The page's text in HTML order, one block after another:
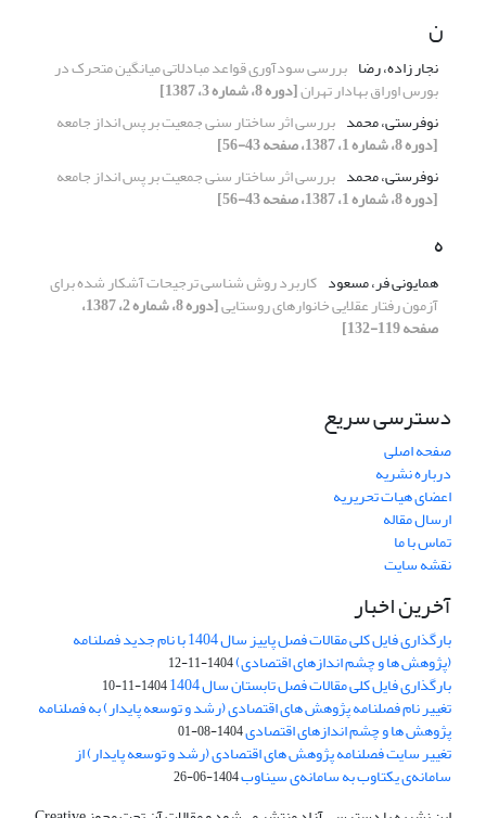
ن
نجار زاده، رضا بررسی سودآوری قواعد مبادلاتی میانگین متحرک در
بورس اوراق بهادار تهران[دوره 8، شماره 3، 1387]
نوفرستی، محمد بررسی اثر ساختار سنی جمعیت بر پس انداز جامعه
[دوره 8، شماره 1، 1387، صفحه 43-56]
نوفرستی، محمد بررسی اثر ساختار سنی جمعیت بر پس انداز جامعه
[دوره 8، شماره 1، 1387، صفحه 43-56]
ه
همایونی فر، مسعود کاربرد روش شناسی ترجیحات آشکار شده برای
آزمون رفتار عقلایی خانوارهای روستایی [دوره 8، شماره 2، 1387،
صفحه 119-132]
دسترسی سریع
صفحه اصلی
درباره نشریه
اعضای هیات تحریریه
ارسال مقاله
تماس با ما
نقشه سایت
آخرین اخبار
بارگذاری فایل کلی مقالات فصل پاییز سال 1404 با نام جدید فصلنامه
(پژوهش ها و چشم اندازهای اقتصادی)1404-11-12
بارگذاری فایل کلی مقالات فصل تابستان سال 1404 1404-11-10
تغییر نام فصلنامه پژوهش های اقتصادی (رشد و توسعه پایدار) به فصلنامه
پژوهش ها و چشم اندازهای اقتصادی1404-08-01
تغییر سایت فصلنامه پژوهش های اقتصادی (رشد و توسعه پایدار) از
سامانه‌ی یکتاوب به سامانه‌ی سیناوب1404-06-26